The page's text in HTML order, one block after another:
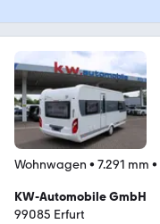
Wohnwagen • 7.291 mm •
KW-Automobile GmbH
99085 Erfurt